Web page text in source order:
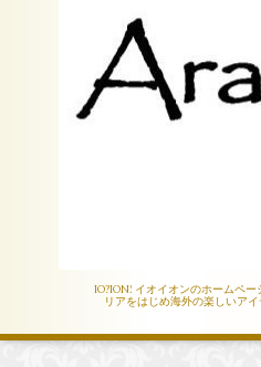
IO?ION! イオイオンのホームペ
リアをはじめ海外の楽しいアイ